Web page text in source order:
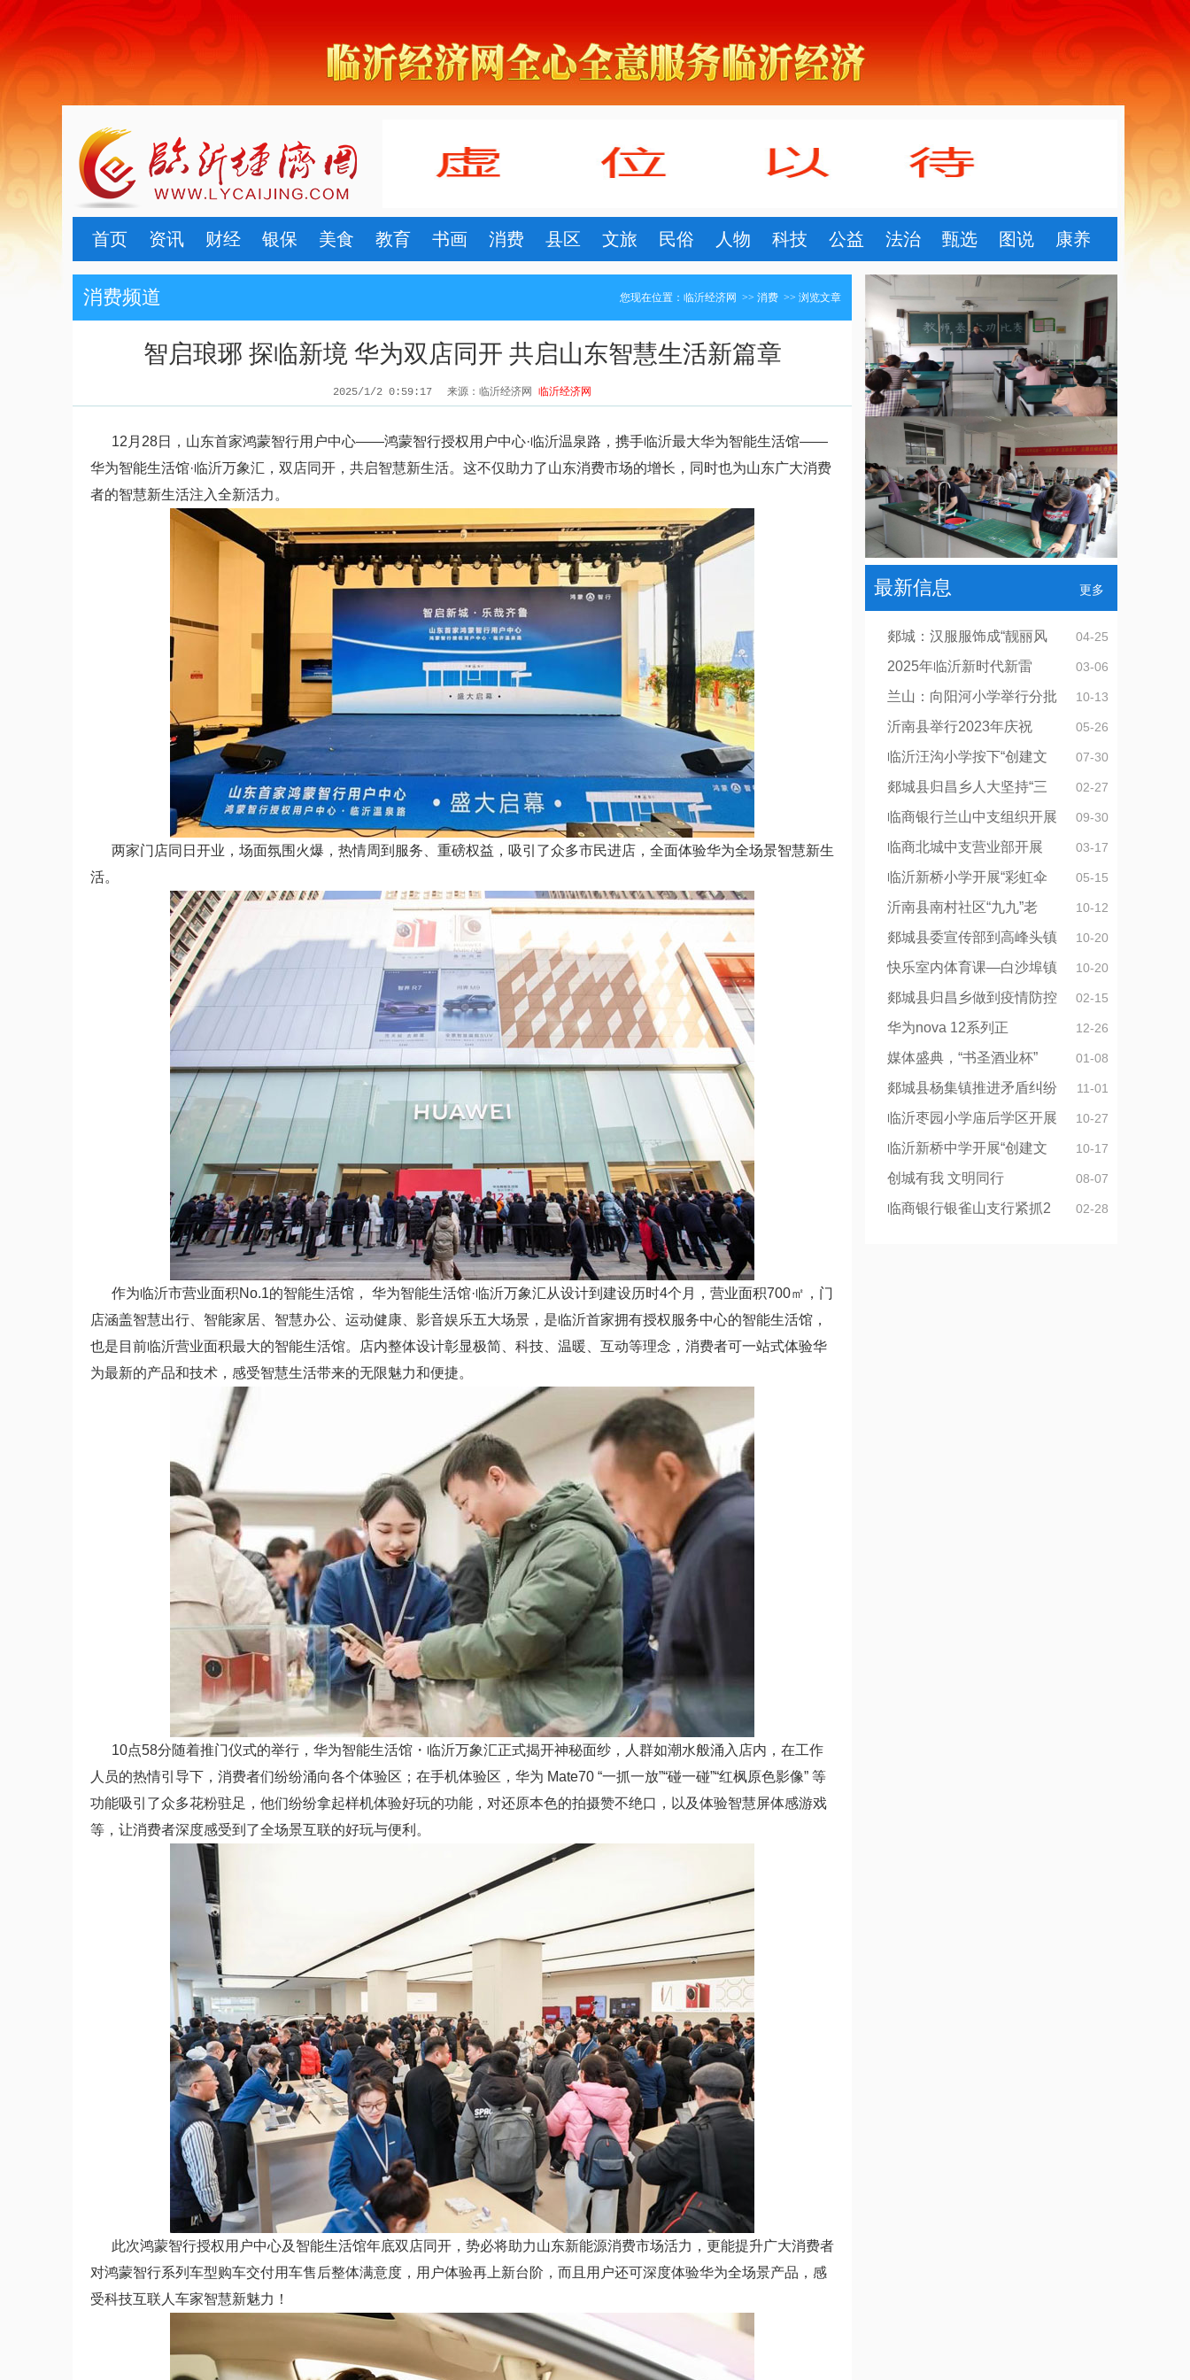
首页 资讯 财经 银保 美食 教育 书画 消费 县区 文旅 民俗 人物 科技 公益 法治 甄选 图说 康养
您现在位置： 临沂经济网 >> 消费 >> 浏览文章
消费频道
智启琅琊 探临新境 华为双店同开 共启山东智慧生活新篇章
2025/1/2 0:59:17 来源：临沂经济网 临沂经济网
12月28日，山东首家鸿蒙智行用户中心——鸿蒙智行授权用户中心·临沂温泉路，携手临沂最大华为智能生活馆——
华为智能生活馆·临沂万象汇，双店同开，共启智慧新生活。这不仅助力了山东消费市场的增长，同时也为山东广大消费
者的智慧新生活注入全新活力。
两家门店同日开业，场面氛围火爆，热情周到服务、重磅权益，吸引了众多市民进店，全面体验华为全场景智慧新生
活。
作为临沂市营业面积No.1的智能生活馆， 华为智能生活馆·临沂万象汇从设计到建设历时4个月，营业面积700㎡，门
店涵盖智慧出行、智能家居、智慧办公、运动健康、影音娱乐五大场景，是临沂首家拥有授权服务中心的智能生活馆，
也是目前临沂营业面积最大的智能生活馆。店内整体设计彰显极简、科技、温暖、互动等理念，消费者可一站式体验华
为最新的产品和技术，感受智慧生活带来的无限魅力和便捷。
10点58分随着推门仪式的举行，华为智能生活馆・临沂万象汇正式揭开神秘面纱，人群如潮水般涌入店内，在工作
人员的热情引导下，消费者们纷纷涌向各个体验区；在手机体验区，华为 Mate70 “一抓一放”“碰一碰”“红枫原色影像” 等
功能吸引了众多花粉驻足，他们纷纷拿起样机体验好玩的功能，对还原本色的拍摄赞不绝口，以及体验智慧屏体感游戏
等，让消费者深度感受到了全场景互联的好玩与便利。
此次鸿蒙智行授权用户中心及智能生活馆年底双店同开，势必将助力山东新能源消费市场活力，更能提升广大消费者
对鸿蒙智行系列车型购车交付用车售后整体满意度，用户体验再上新台阶，而且用户还可深度体验华为全场景产品，感
受科技互联人车家智慧新魅力！
更多
最新信息
04-25
郯城：汉服服饰成“靓丽风
03-06
2025年临沂新时代新雷
10-13
兰山：向阳河小学举行分批
05-26
沂南县举行2023年庆祝
07-30
临沂汪沟小学按下“创建文
02-27
郯城县归昌乡人大坚持“三
09-30
临商银行兰山中支组织开展
03-17
临商北城中支营业部开展
05-15
临沂新桥小学开展“彩虹伞
10-12
沂南县南村社区“九九”老
10-20
郯城县委宣传部到高峰头镇
10-20
快乐室内体育课—白沙埠镇
02-15
郯城县归昌乡做到疫情防控
12-26
华为nova 12系列正
01-08
媒体盛典，“书圣酒业杯”
11-01
郯城县杨集镇推进矛盾纠纷
10-27
临沂枣园小学庙后学区开展
10-17
临沂新桥中学开展“创建文
08-07
创城有我 文明同行
02-28
临商银行银雀山支行紧抓2